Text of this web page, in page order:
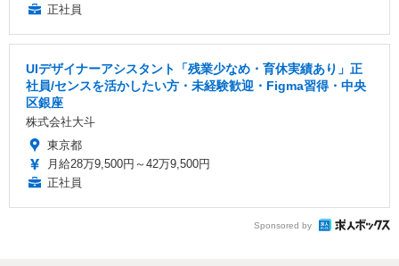
正社員
UIデザイナーアシスタント「残業少なめ・育休実績あり」正
社員/センスを活かしたい方・未経験歓迎・Figma習得・中央
区銀座
株式会社大斗
東京都
月給28万9,500円～42万9,500円
正社員
Sponsored by